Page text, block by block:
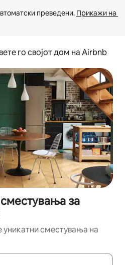
преведени. Прикажи на
го својот дом на Airbnb
за
уникатни сместувања на